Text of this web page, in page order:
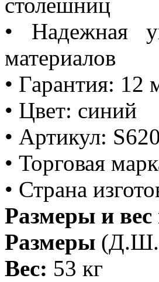
столешниц
• Надежная
материалов
• Гарантия: 12
• Цвет: синий
• Артикул:
• Торговая
• Страна
Размеры и вес
Размеры
Вес: 53 кг